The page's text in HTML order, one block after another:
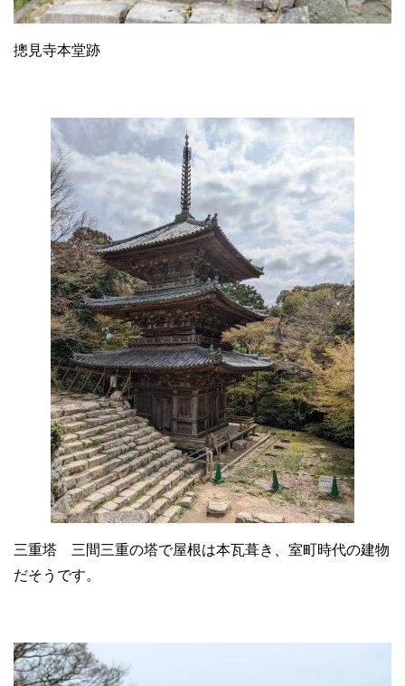
摠見寺本堂跡
三重塔 三間三重の塔で屋根は本瓦葺き、室町時代の建物
だそうです。